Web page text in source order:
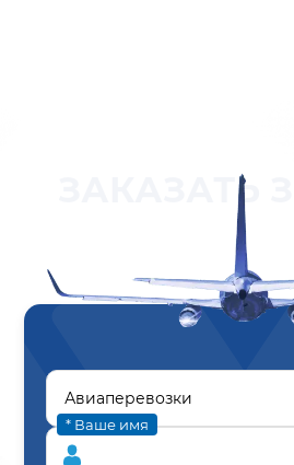
ЗАКАЗАТЬ
* Ваше имя